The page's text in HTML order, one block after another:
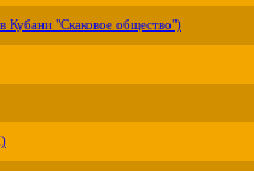
Кубани "Скаковое общество")